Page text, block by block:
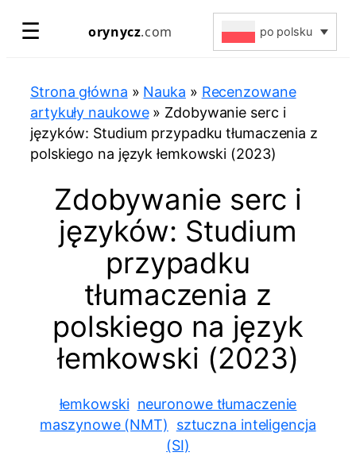
do☰ orynycz.com po polsku
Strona główna » Nauka » Recenzowane
artykuły naukowe» Zdobywanie serc i
języków: Studium przypadku tłumaczenia z
polskiego na język łemkowski (2023)
Zdobywanie serc i
języków: Studium
przypadku
tłumaczenia z
polskiego na język
łemkowski (2023)
łemkowski neuronowe tłumaczenie
maszynowe (NMT)
sztuczna inteligencja
(SI)